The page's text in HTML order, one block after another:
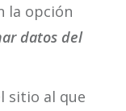
la opción
datos del
sitio al que